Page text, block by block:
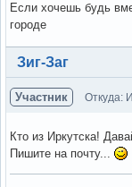
Если хочешь будь
городе
Вне форума
Зиг-Заг
Участник Откуда:
Кто из Иркутска!
Пишите на почту...